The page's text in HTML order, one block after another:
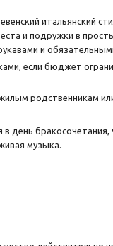
итальянский
и подружки в
и
если бюджет
родственникам
день
музыка.